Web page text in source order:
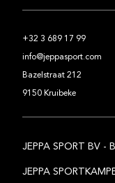
+32 3 689 17 99
info@jeppasport.com
Bazelstraat 212
9150 Kruibeke
JEPPA SPORT BV -
JEPPA